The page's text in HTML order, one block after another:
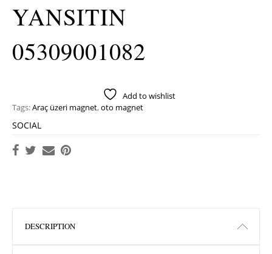
YANSITIN
05309001082
Add to wishlist
Tags:Araç üzeri magnet,oto magnet
SOCIAL
DESCRIPTION